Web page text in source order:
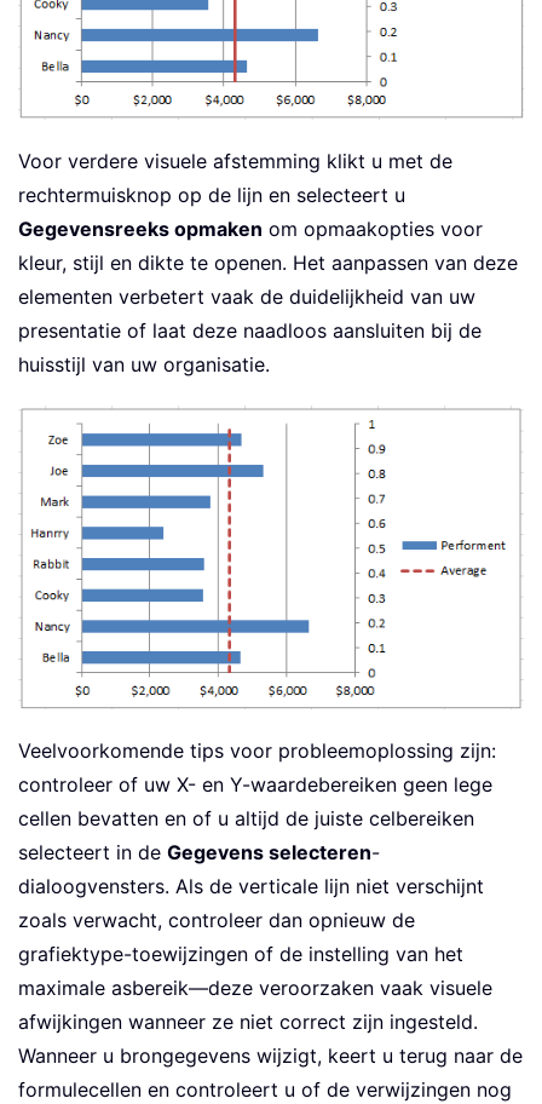
Voor verdere visuele afstemming klikt u met de
rechtermuisknop op de lijn en selecteert u
Gegevensreeks opmaken om opmaakopties voor
kleur, stijl en dikte te openen. Het aanpassen van deze
elementen verbetert vaak de duidelijkheid van uw
presentatie of laat deze naadloos aansluiten bij de
huisstijl van uw organisatie.
Veelvoorkomende tips voor probleemoplossing zijn:
controleer of uw X- en Y-waardebereiken geen lege
cellen bevatten en of u altijd de juiste celbereiken
selecteert in de Gegevens selecteren-
dialoogvensters. Als de verticale lijn niet verschijnt
zoals verwacht, controleer dan opnieuw de
grafiektype-toewijzingen of de instelling van het
maximale asbereik—deze veroorzaken vaak visuele
afwijkingen wanneer ze niet correct zijn ingesteld.
Wanneer u brongegevens wijzigt, keert u terug naar de
formulecellen en controleert u of de verwijzingen nog